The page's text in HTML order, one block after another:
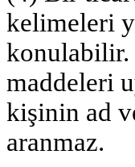
kelimeleri
konulabilir.
maddeleri
kişinin ad
aranmaz.